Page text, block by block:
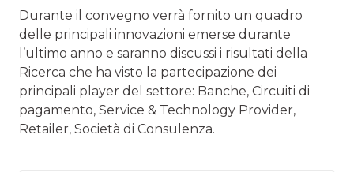
Durante il convegno verrà fornito un quadro
delle principali innovazioni emerse durante
l’ultimo anno e saranno discussi i risultati della
Ricerca che ha visto la partecipazione dei
principali player del settore: Banche, Circuiti di
pagamento, Service & Technology Provider,
Retailer, Società di Consulenza.